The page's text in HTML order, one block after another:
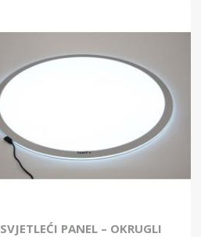
SVJETLEĆI PANEL – OKRUGLI